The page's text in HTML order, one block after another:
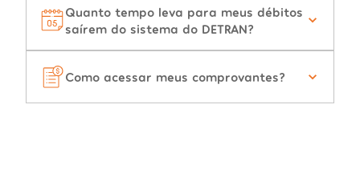
Quanto tempo leva para meus débitos
saírem do sistema do DETRAN?
Como acessar meus comprovantes?